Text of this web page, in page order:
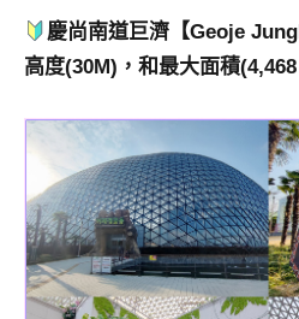
慶尚南道巨濟【Geoje
高度(30M)，和最大面積